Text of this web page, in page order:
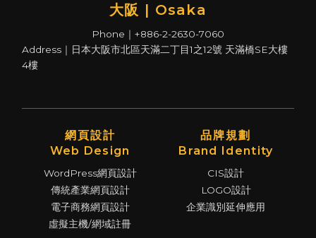
大阪 | Osaka
Phone｜+886-2-2630-7060
Address｜日本大阪市北區天滿二丁目1之12號 天滿橋SE大樓
4樓
網頁設計
Web Design
WordPress網頁設計
傳統產業網頁設計
電子商務網頁設計
虛擬主機/網域註冊
品牌規劃
Brand Identity
CIS設計
LOGO設計
企業識別延伸應用